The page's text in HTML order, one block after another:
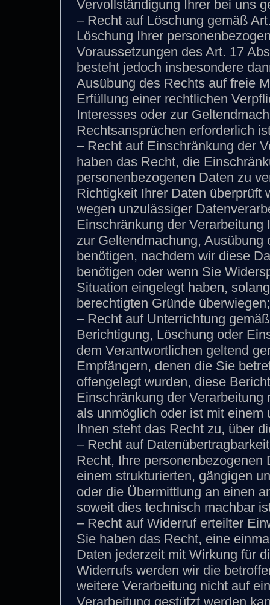
Vervollständigung Ihrer bei uns
– Recht auf Löschung gemäß
Löschung Ihrer
Voraussetzungen des Art. 17
besteht jedoch insbesondere
Ausübung des Rechts auf freie
Erfüllung einer rechtlichen
Interesses oder zur
Rechtsansprüchen erforderlich
– Recht auf Einschränkung der
haben das Recht, die
personenbezogenen Daten zu
Richtigkeit Ihrer Daten überprüft
wegen unzulässiger
Einschränkung der
zur Geltendmachung,
benötigen, nachdem wir diese
benötigen oder wenn Sie
Situation eingelegt haben,
berechtigten Gründe überwiegen;
– Recht auf Unterrichtung
Berichtigung, Löschung oder
dem Verantwortlichen geltend
Empfängern, denen die Sie
offengelegt wurden, diese
Einschränkung der
als unmöglich oder ist mit
Ihnen steht das Recht zu, über
– Recht auf
Recht, Ihre
einem strukturierten, gängigen
oder die Übermittlung an einen
soweit dies technisch machbar
– Recht auf Widerruf erteilter
Sie haben das Recht, eine
Daten jederzeit mit Wirkung für
Widerrufs werden wir die
weitere Verarbeitung nicht auf
Verarbeitung gestützt werden